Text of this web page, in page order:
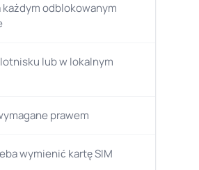
każdym odblokowanym
lub w lokalnym
prawem
wymienić kartę SIM